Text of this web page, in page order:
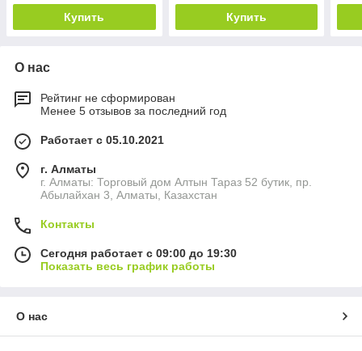
Купить Купить
О нас
Рейтинг не сформирован
Менее 5 отзывов за последний год
Работает с 05.10.2021
г. Алматы
г. Алматы: Торговый дом Алтын Тараз 52 бутик, пр.
Абылайхан 3, Алматы, Казахстан
Контакты
Сегодня работает с 09:00 до 19:30
Показать весь график работы
О нас